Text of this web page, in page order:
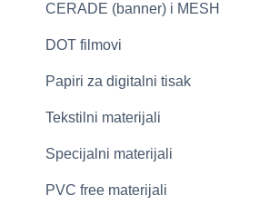
CERADE (banner) i MESH
DOT filmovi
Papiri za digitalni tisak
Tekstilni materijali
Specijalni materijali
PVC free materijali